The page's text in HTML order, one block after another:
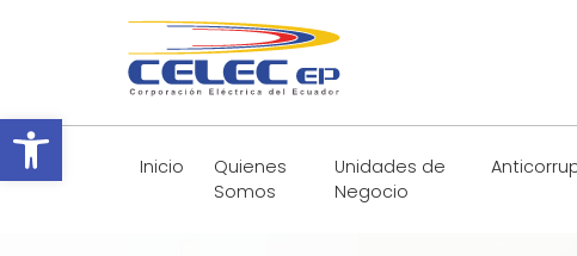
Abrir barra de herramientas
Inicio
Quienes
Somos
Unidades de
Negocio